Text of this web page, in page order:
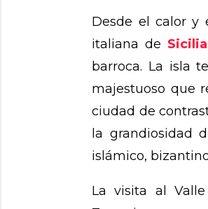
Desde el calor y
italiana de Sicilia
barroca. La isla
majestuoso que
ciudad de
la grandiosidad
islámico,
La visita al